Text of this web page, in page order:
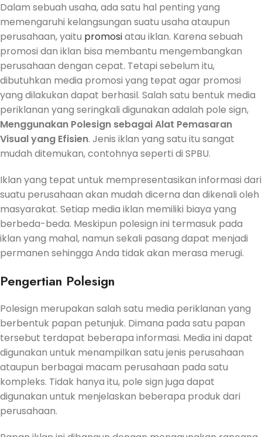
Dalam sebuah usaha, ada satu hal penting yang
memengaruhi kelangsungan suatu usaha ataupun
perusahaan, yaitu promosiatau iklan. Karena sebuah
promosi dan iklan bisa membantu mengembangkan
perusahaan dengan cepat. Tetapi sebelum itu,
dibutuhkan media promosi yang tepat agar promosi
yang dilakukan dapat berhasil. Salah satu bentuk media
periklanan yang seringkali digunakan adalah pole sign,
Menggunakan Polesign sebagai Alat Pemasaran
Visual yang Efisien. Jenis iklan yang satu itu sangat
mudah ditemukan, contohnya seperti di SPBU.
Iklan yang tepat untuk mempresentasikan informasi dari
suatu perusahaan akan mudah dicerna dan dikenali oleh
masyarakat. Setiap media iklan memiliki biaya yang
berbeda-beda. Meskipun polesign ini termasuk pada
iklan yang mahal, namun sekali pasang dapat menjadi
permanen sehingga Anda tidak akan merasa merugi.
Pengertian Polesign
Polesign merupakan salah satu media periklanan yang
berbentuk papan petunjuk. Dimana pada satu papan
tersebut terdapat beberapa informasi. Media ini dapat
digunakan untuk menampilkan satu jenis perusahaan
ataupun berbagai macam perusahaan pada satu
kompleks. Tidak hanya itu, pole sign juga dapat
digunakan untuk menjelaskan beberapa produk dari
perusahaan.